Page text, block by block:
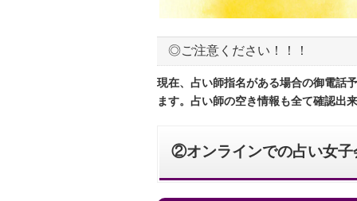
◎ご注意ください！！！
現在、占い師指名がある場合の御電話
ます。占い師の空き情報も全て確認出
②オンラインでの占い女子